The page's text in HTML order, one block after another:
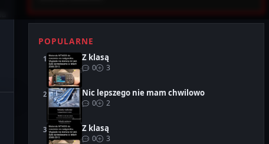
POPULARNE
Z klasą
0 3
Nic lepszego nie mam chwilowo
0 2
Z klasą
0 3